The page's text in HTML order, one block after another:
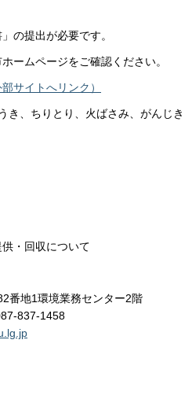
の提出が必要です。
ームページをご確認ください。
サイトへリンク）
き、ちりとり、火ばさみ、がんじき
・回収について
番地1環境業務センター2階
837-1458